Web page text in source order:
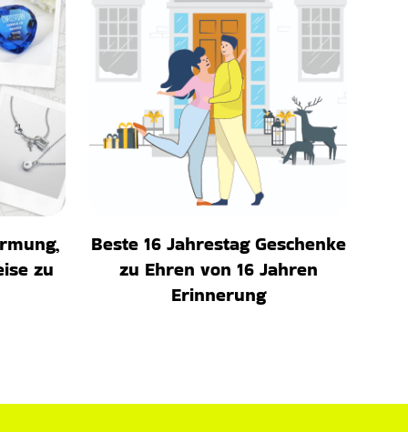
zu
Beste 16 Jahrestag Geschenke
zu Ehren von 16 Jahren
Erinnerung